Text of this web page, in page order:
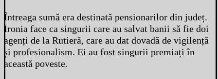
Întreaga sumă era destinată pensionarilor din județ.
Ironia face ca singurii care au salvat banii să fie doi
agenți de la Rutieră, care au dat dovadă de vigilență
și profesionalism. Ei au fost singurii premiați în
această poveste.